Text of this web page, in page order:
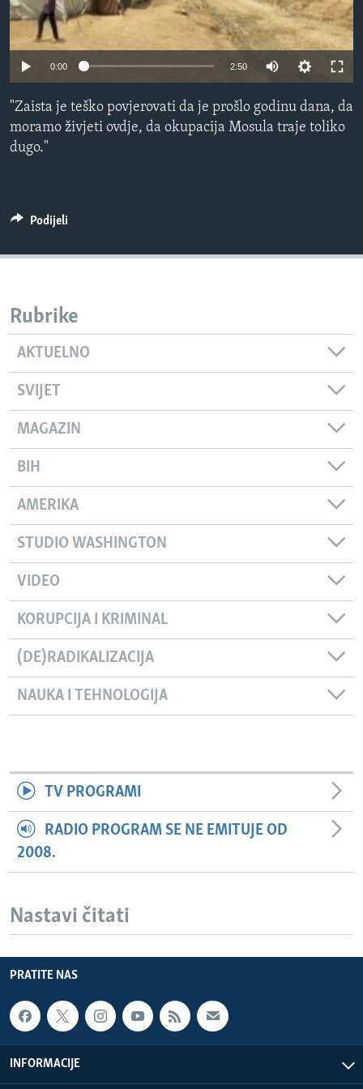
MAGAZIN
O GLASU AMERIKE
Learning English
PRATITE NAS
0:00 2:50
"Zaista je teško povjerovati da je prošlo godinu dana, da
moramo živjeti ovdje, da okupacija Mosula traje toliko
dugo."
Podijeli
Rubrike
AKTUELNO
SVIJET
MAGAZIN
BIH
AMERIKA
STUDIO WASHINGTON
VIDEO
KORUPCIJA I KRIMINAL
(DE)RADIKALIZACIJA
NAUKA I TEHNOLOGIJA
TV PROGRAMI
RADIO PROGRAM SE NE EMITUJE OD
2008.
Nastavi čitati
PRATITE NAS
INFORMACIJE